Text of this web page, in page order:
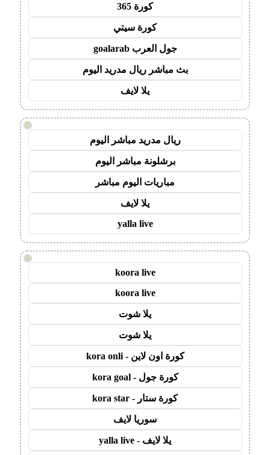
كورة 365
كورة سيتي
جول العرب goalarab
بث مباشر ريال مدريد اليوم
يلا لايف
!
ريال مدريد مباشر اليوم
برشلونة مباشر اليوم
مباريات اليوم مباشر
يلا لايف
yalla live
!
koora live
koora live
يلا شوت
يلا شوت
كورة اون لاين - kora onli
كورة جول - kora goal
كورة ستار - kora star
سوريا لايف
يلا لايف - yalla live